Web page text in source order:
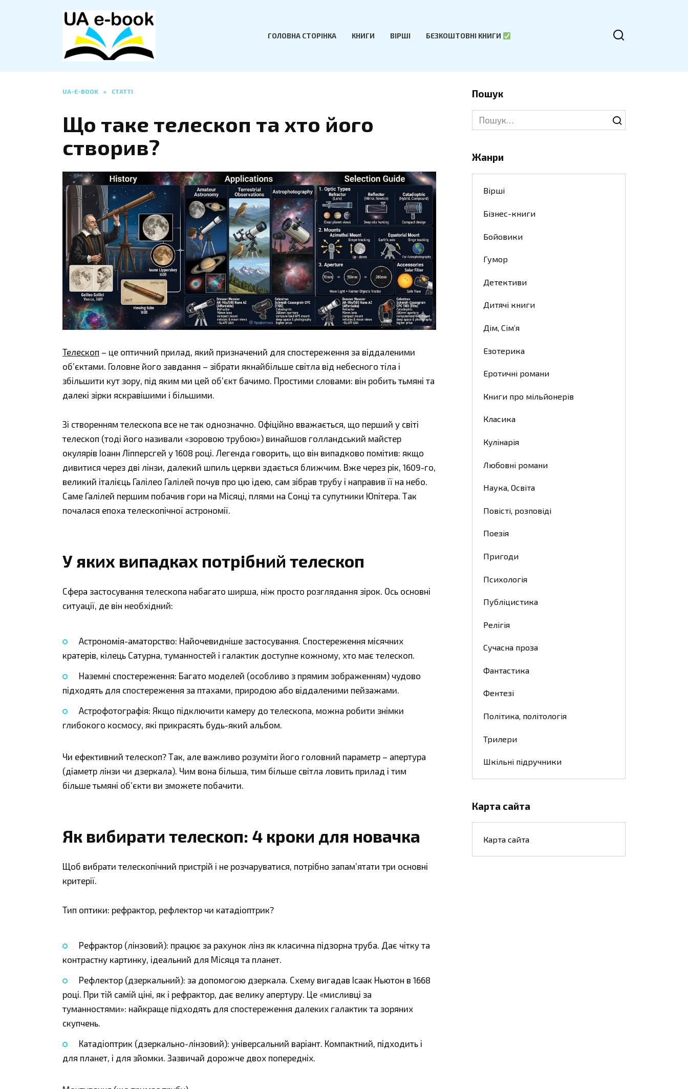
ГОЛОВНА СТОРІНКА КНИГИ ВІРШІ БЕЗКОШТОВНІ КНИГИ
UA-E-BOOK » СТАТТІ
Що таке телескоп та хто його
створив?
Телескоп – це оптичний прилад, який призначений для спостереження за віддаленими
об’єктами. Головне його завдання – зібрати якнайбільше світла від небесного тіла і
збільшити кут зору, під яким ми цей об’єкт бачимо. Простими словами: він робить тьмяні та
далекі зірки яскравішими і більшими.
Зі створенням телескопа все не так однозначно. Офіційно вважається, що перший у світі
телескоп (тоді його називали «зоровою трубою») винайшов голландський майстер
окулярів Іоанн Ліпперсгей у 1608 році. Легенда говорить, що він випадково помітив: якщо
дивитися через дві лінзи, далекий шпиль церкви здається ближчим. Вже через рік, 1609-го,
великий італієць Галілео Галілей почув про цю ідею, сам зібрав трубу і направив її на небо.
Саме Галілей першим побачив гори на Місяці, плями на Сонці та супутники Юпітера. Так
почалася епоха телескопічної астрономії.
У яких випадках потрібний телескоп
Сфера застосування телескопа набагато ширша, ніж просто розглядання зірок. Ось основні
ситуації, де він необхідний:
Астрономія-аматорство: Найочевидніше застосування. Спостереження місячних
кратерів, кілець Сатурна, туманностей і галактик доступне кожному, хто має телескоп.
Наземні спостереження: Багато моделей (особливо з прямим зображенням) чудово
підходять для спостереження за птахами, природою або віддаленими пейзажами.
Астрофотографія: Якщо підключити камеру до телескопа, можна робити знімки
глибокого космосу, які прикрасять будь-який альбом.
Чи ефективний телескоп? Так, але важливо розуміти його головний параметр – апертура
(діаметр лінзи чи дзеркала). Чим вона більша, тим більше світла ловить прилад і тим
більше тьмяні об’єкти ви зможете побачити.
Як вибирати телескоп: 4 кроки для новачка
Щоб вибрати телескопічний пристрій і не розчаруватися, потрібно запам’ятати три основні
критерії.
Тип оптики: рефрактор, рефлектор чи катадіоптрик?
Рефрактор (лінзовий): працює за рахунок лінз як класична підзорна труба. Дає чітку та
контрастну картинку, ідеальний для Місяця та планет.
Рефлектор (дзеркальний): за допомогою дзеркала. Схему вигадав Ісаак Ньютон в 1668
році. При тій самій ціні, як і рефрактор, дає велику апертуру. Це «мисливці за
туманностями»: найкраще підходять для спостереження далеких галактик та зоряних
скупчень.
Катадіоптрик (дзеркально-лінзовий): універсальний варіант. Компактний, підходить і
для планет, і для зйомки. Зазвичай дорожче двох попередніх.
Пошук
Search
for:
Жанри
Вірші
Бізнес-книги
Бойовики
Гумор
Детективи
Дитячі книги
Дім, Сім’я
Езотерика
Еротичні романи
Книги про мільйонерів
Класика
Кулінарія
Любовні романи
Наука, Освіта
Повісті, розповіді
Поезія
Пригоди
Психологія
Публіцистика
Релігія
Сучасна проза
Фантастика
Фентезі
Політика, політологія
Трилери
Шкільні підручники
Карта сайта
Карта сайта